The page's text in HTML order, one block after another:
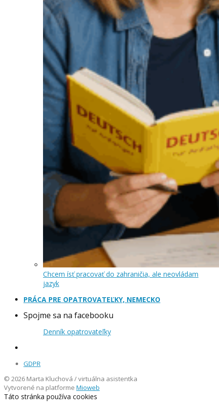
Chcem ísť pracovať do zahraničia, ale neovládam
jazyk
PRÁCA PRE OPATROVATEĽKY, NEMECKO
Spojme sa na facebooku
Denník opatrovateľky
GDPR
© 2026 Marta Kluchová / virtuálna asistentka
Vytvorené na platforme Mioweb
Táto stránka používa cookies